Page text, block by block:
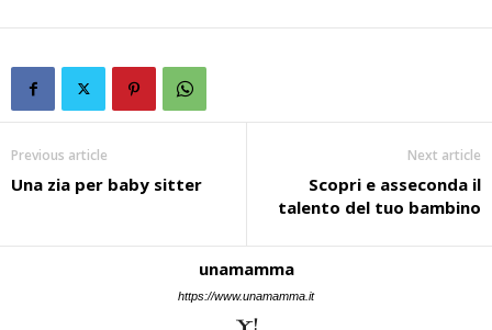
Previous article
Una zia per baby sitter
Next article
Scopri e asseconda il
talento del tuo bambino
unamamma
https://www.unamamma.it